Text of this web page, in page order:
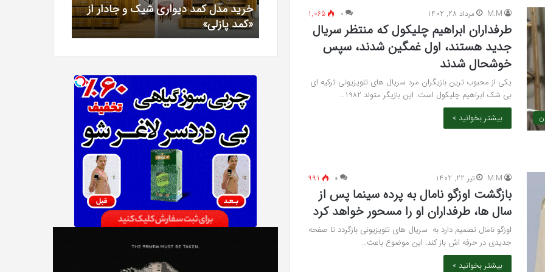
M.M مرداد 28, 1402 ۰ 1,065
طرفداران ابراهیم چلیکول که منتظر سریال
جدید هستند، اول غمگین شدند، سپس
خوشحال شدند
یکی از محبوب ترین بازیگران مرد سریال های تلویزیونی ترکیه ای
بی شک ابراهیم چلیکول است. این بازیگر متولد 1982…
بیشتر بخوانید »
M.M تیر 22, 1402 ۰ 991
بازگشت اوزگو نامال به پرده سینما پس از
سال ها، طرفداران او را مسحور خواهد کرد
اوزگو نامال تصمیم دارد به سریال های تلویزیونی بازگردد تا صفحه
جدیدی در حرفه اش باز کند. این موضوع باعث…
بیشتر بخوانید »
شایعه‌های اخیر؛
دادگاه می‌دهم»
تشخیص سندرم پرادر-ویلی چگونه انجام
می‌شود؟
«کمد
پازلی»
خرید مدل کمد دیواری شیک و جادار از
«کمد پازلی»
خیرآبادی
کریستن
بل
می